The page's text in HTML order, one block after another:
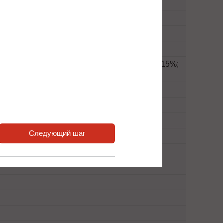
÷ + 10%: настраивается, по умолчанию: +15%;
Следующий шаг